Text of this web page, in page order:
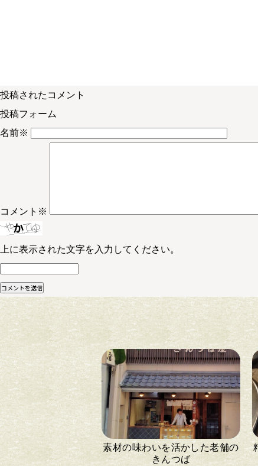
投稿されたコメント
投稿フォーム
名前※
コメント ※
上に表示された文字を入力してください。
素材の味わいを活かした老舗の
きんつば